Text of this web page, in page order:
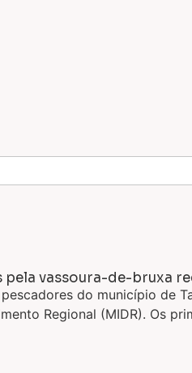
pela vassoura-de-bruxa
do município de
Regional (MIDR). Os